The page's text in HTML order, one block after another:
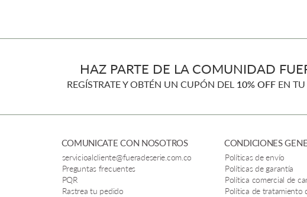
HAZ PARTE DE LA COMUNIDAD
REGÍSTRATE Y OBTÉN UN CUPÓN DEL 10% OFF EN
COMUNICATE CON NOSOTROS
servicioalcliente@fueradeserie.com.co
Preguntas frecuentes
PQR
Rastrea tu pedido
CONDICIONES
Políticas de envío
Políticas de garantía
Política comercial de
Política de tratamiento